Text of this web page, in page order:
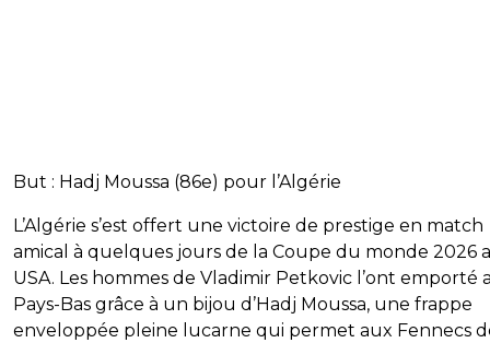
But : Hadj Moussa (86e) pour l’Algérie
L’Algérie s’est offert une victoire de prestige en match
amical à quelques jours de la Coupe du monde 2026
USA. Les hommes de Vladimir Petkovic l’ont emporté
Pays-Bas grâce à un bijou d’Hadj Moussa, une frappe
enveloppée pleine lucarne qui permet aux Fennecs